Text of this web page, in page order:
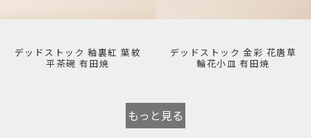
デッドストック 釉裏紅 葉紋
平茶碗 有田焼
デッドストック 金彩 花唐草
輪花小皿 有田焼
もっと見る